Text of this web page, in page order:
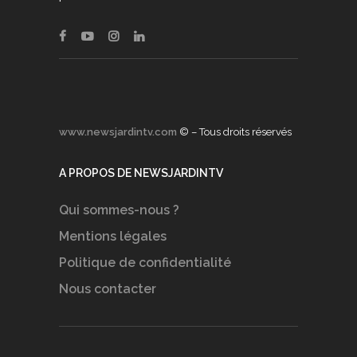
www.newsjardintv.com © – Tous droits réservés
A PROPOS DE NEWSJARDINTV
Qui sommes-nous ?
Mentions légales
Politique de confidentialité
Nous contacter